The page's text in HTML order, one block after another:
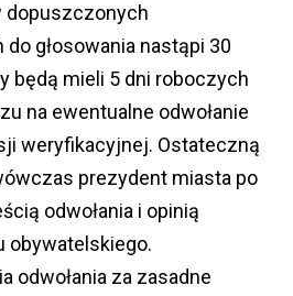
dopuszczonych
głosowania nastąpi 30
będą mieli 5 dni roboczych
na ewentualne odwołanie
weryfikacyjnej. Ostateczną
prezydent miasta po
odwołania i opinią
obywatelskiego.
odwołania za zasadne